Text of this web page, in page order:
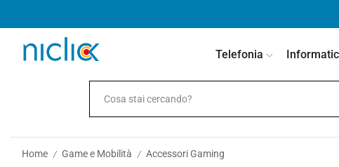
Telefonia
Home / Game e Mobilità / Accessori Gaming